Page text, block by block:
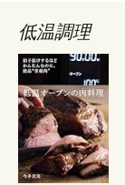
低温調理